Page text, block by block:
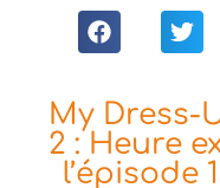
My Dress-
2 : Heure
l’épisode